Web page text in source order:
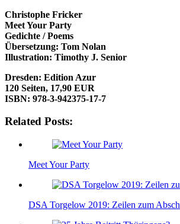
Christophe Fricker
Meet Your Party
Gedichte / Poems
Übersetzung: Tom Nolan
Illustration: Timothy J. Senior
Dresden: Edition Azur
120 Seiten, 17,90 EUR
ISBN: 978-3-942375-17-7
Related Posts:
Meet Your Party
DSA Torgelow 2019: Zeilen zum